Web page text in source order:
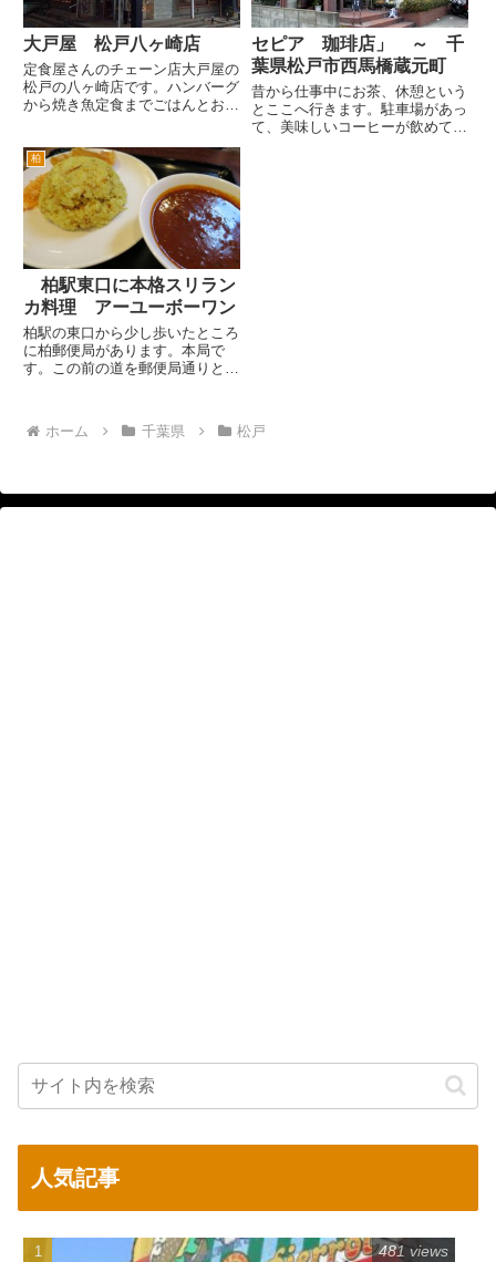
大戸屋 松戸八ヶ崎店
定食屋さんのチェーン店大戸屋の
松戸の八ヶ崎店です。ハンバーグ
から焼き魚定食までごはんとおか
も松戸も近くにあるイメージとし
ては、吉野家みたいなファースト
フーヅ感覚で食べるお店という
感...
セピア 珈琲店」 ～ 千
葉県松戸市西馬橋蔵元町
昔から仕事中にお茶、休憩という
とここへ行きます。駐車場があっ
て、美味しいコーヒーが飲めて、
柏
柏駅東口に本格スリラン
カ料理 アーユーボーワン
柏駅の東口から少し歩いたところ
に柏郵便局があります。本局で
す。この前の道を郵便局通りとい
てオープンしました。 柏駅東
口のハウディーモール（イトーヨ
ホーム 千葉県 松戸
人気記事
481 views